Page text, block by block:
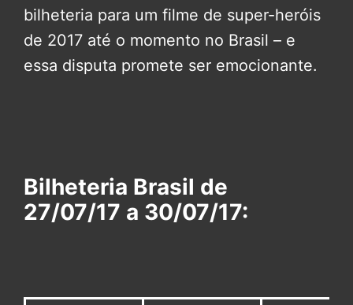
bilheteria para um filme de super-heróis
de 2017 até o momento no Brasil – e
essa disputa promete ser emocionante.
Bilheteria Brasil de
27/07/17 a 30/07/17: